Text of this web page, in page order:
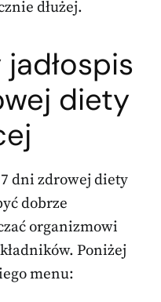
dłużej.
jadłospis
diety
7 dni zdrowej diety
dobrze
organizmowi
Poniżej
menu: